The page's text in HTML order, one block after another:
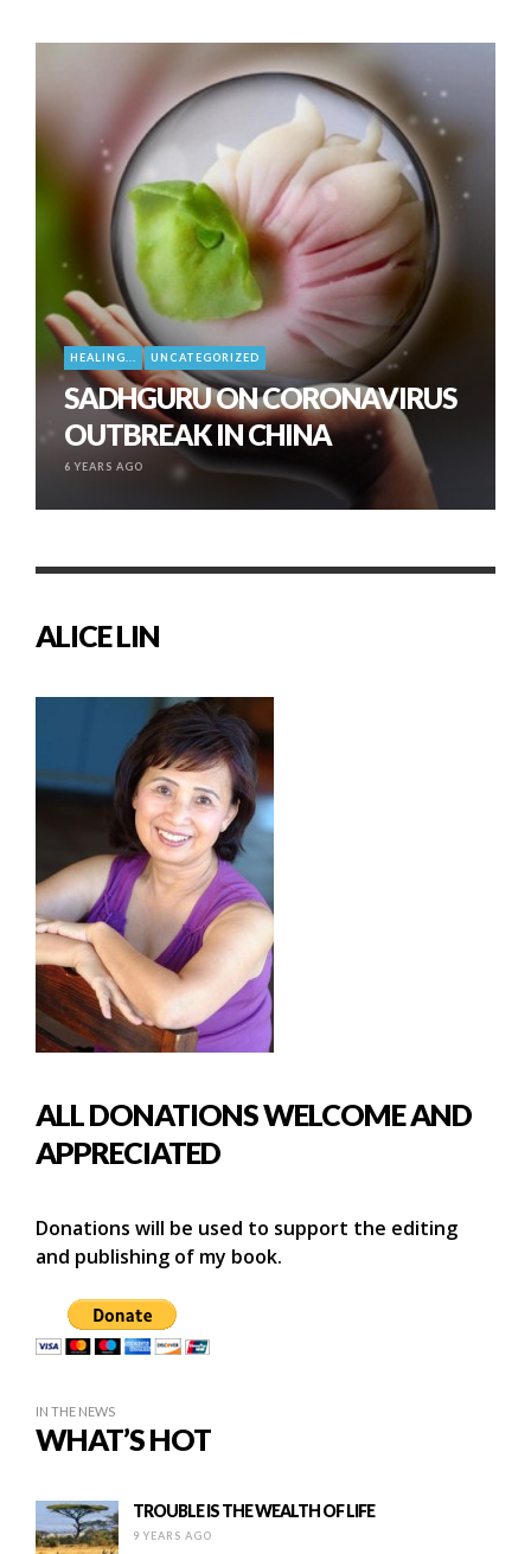
HEALING... UNCATEGORIZED
SADHGURU ON CORONAVIRUS
OUTBREAK IN CHINA
6 YEARS AGO
ALICE LIN
ALL DONATIONS WELCOME AND
APPRECIATED
Donations will be used to support the editing
and publishing of my book.
IN THE NEWS
WHAT’S HOT
TROUBLE IS THE WEALTH OF LIFE
9 YEARS AGO